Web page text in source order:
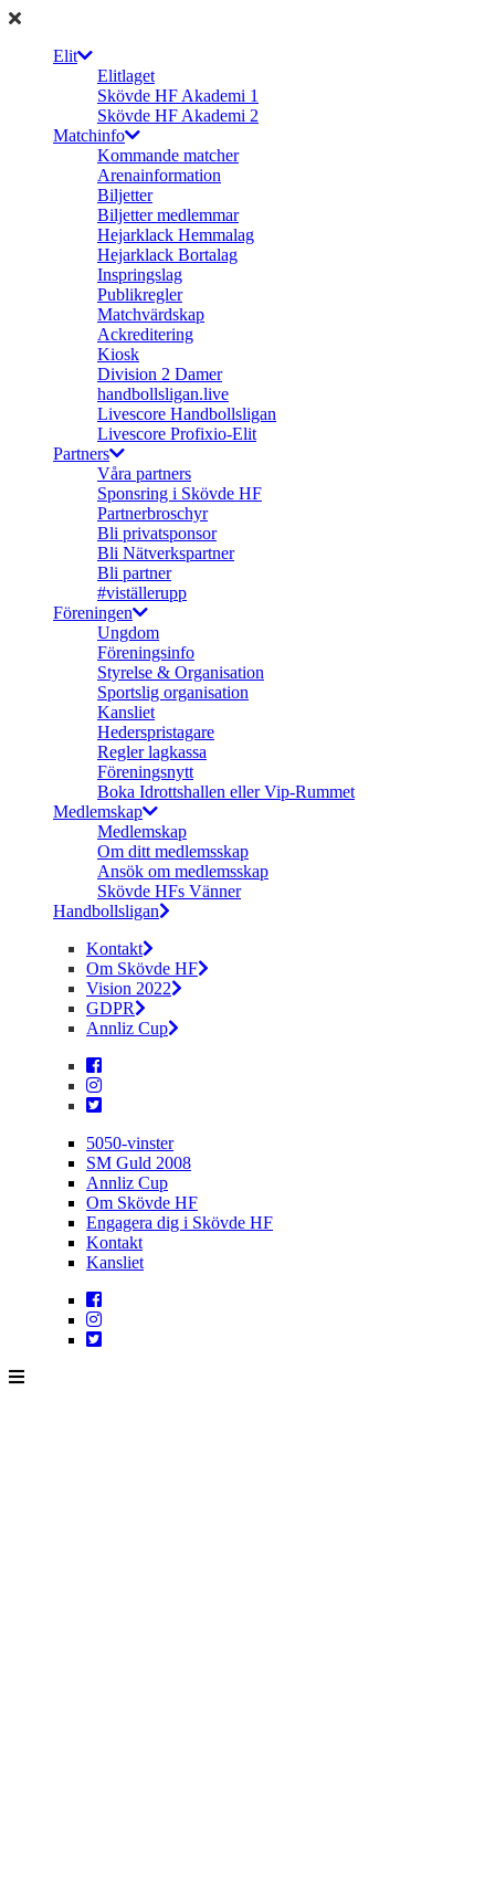
Elit
Elitlaget
Skövde HF Akademi 1
Skövde HF Akademi 2
Matchinfo
Kommande matcher
Arenainformation
Biljetter
Biljetter medlemmar
Hejarklack Hemmalag
Hejarklack Bortalag
Inspringslag
Publikregler
Matchvärdskap
Ackreditering
Kiosk
Division 2 Damer
handbollsligan.live
Livescore Handbollsligan
Livescore Profixio-Elit
Partners
Våra partners
Sponsring i Skövde HF
Partnerbroschyr
Bli privatsponsor
Bli Nätverkspartner
Bli partner
#viställerupp
Föreningen
Ungdom
Föreningsinfo
Styrelse & Organisation
Sportslig organisation
Kansliet
Hederspristagare
Regler lagkassa
Föreningsnytt
Boka Idrottshallen eller Vip-Rummet
Medlemskap
Medlemskap
Om ditt medlemsskap
Ansök om medlemsskap
Skövde HFs Vänner
Handbollsligan
Kontakt
Om Skövde HF
Vision 2022
GDPR
Annliz Cup
5050-vinster
SM Guld 2008
Annliz Cup
Om Skövde HF
Engagera dig i Skövde HF
Kontakt
Kansliet